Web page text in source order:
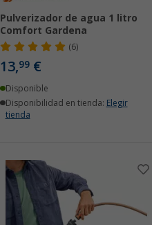
Pulverizador de agua 1 litro
Comfort Gardena
(6)
13,99 €
Disponible
Disponibilidad en tienda: Elegir
tienda